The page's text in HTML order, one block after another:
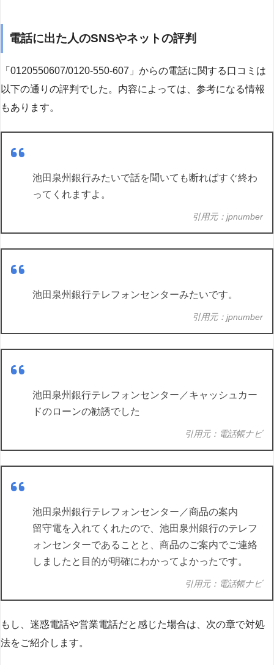
電話に出た人のSNSやネットの評判
「0120550607/0120-550-607」からの電話に関する口コミは
以下の通りの評判でした。内容によっては、参考になる情報
もあります。
池田泉州銀行みたいで話を聞いても断ればすぐ終わ
ってくれますよ。
引用元：jpnumber
池田泉州銀行テレフォンセンターみたいです。
引用元：jpnumber
池田泉州銀行テレフォンセンター／キャッシュカー
ドのローンの勧誘でした
引用元：電話帳ナビ
池田泉州銀行テレフォンセンター／商品の案内
留守電を入れてくれたので、池田泉州銀行のテレフ
ォンセンターであることと、商品のご案内でご連絡
しましたと目的が明確にわかってよかったです。
引用元：電話帳ナビ
もし、迷惑電話や営業電話だと感じた場合は、次の章で対処
法をご紹介します。